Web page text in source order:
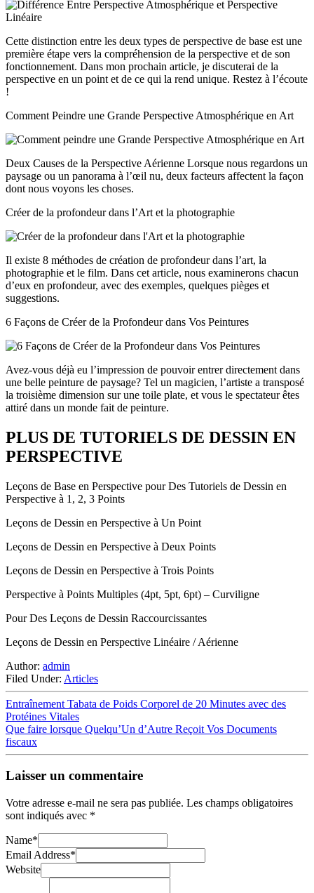
Cette distinction entre les deux types de perspective de base est une
première étape vers la compréhension de la perspective et de son
fonctionnement. Dans mon prochain article, je discuterai de la
perspective en un point et de ce qui la rend unique. Restez à l’écoute
!
Comment Peindre une Grande Perspective Atmosphérique en Art
Deux Causes de la Perspective Aérienne Lorsque nous regardons un
paysage ou un panorama à l’œil nu, deux facteurs affectent la façon
dont nous voyons les choses.
Créer de la profondeur dans l’Art et la photographie
Il existe 8 méthodes de création de profondeur dans l’art, la
photographie et le film. Dans cet article, nous examinerons chacun
d’eux en profondeur, avec des exemples, quelques pièges et
suggestions.
6 Façons de Créer de la Profondeur dans Vos Peintures
Avez-vous déjà eu l’impression de pouvoir entrer directement dans
une belle peinture de paysage? Tel un magicien, l’artiste a transposé
la troisième dimension sur une toile plate, et vous le spectateur êtes
attiré dans un monde fait de peinture.
PLUS DE TUTORIELS DE DESSIN EN
PERSPECTIVE
Leçons de Base en Perspective pour Des Tutoriels de Dessin en
Perspective à 1, 2, 3 Points
Leçons de Dessin en Perspective à Un Point
Leçons de Dessin en Perspective à Deux Points
Leçons de Dessin en Perspective à Trois Points
Perspective à Points Multiples (4pt, 5pt, 6pt) – Curviligne
Pour Des Leçons de Dessin Raccourcissantes
Leçons de Dessin en Perspective Linéaire / Aérienne
Author: admin
Filed Under: Articles
Entraînement Tabata de Poids Corporel de 20 Minutes avec des
Protéines Vitales
Que faire lorsque Quelqu’Un d’Autre Reçoit Vos Documents
fiscaux
Laisser un commentaire
Votre adresse e-mail ne sera pas publiée. Les champs obligatoires
sont indiqués avec *
Name*
Email Address*
Website